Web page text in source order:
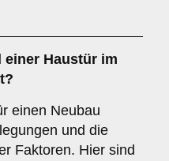
einer Haustür im
einen Neubau
und die
Faktoren. Hier sind